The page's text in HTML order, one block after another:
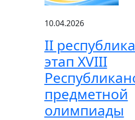
10.04.2026
ІІ
этап XVIII
предметной
олимпиады